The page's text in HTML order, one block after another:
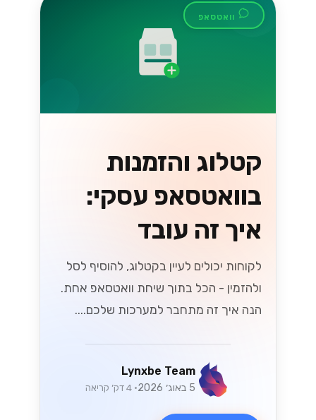
וואטסאפ
קטלוג והזמנות
בוואטסאפ עסקי:
איך זה עובד
לקוחות יכולים לעיין בקטלוג, להוסיף לסל
ולהזמין - הכל בתוך שיחת וואטסאפ אחת.
הנה איך זה מתחבר למערכות שלכם....
Lynxbe Team
5 באוג׳ 2026 • 4 דק׳ קריאה